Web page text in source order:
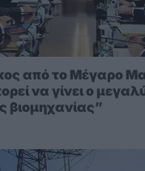
από το Μέγαρο
να γίνει ο
βιομηχανίας”